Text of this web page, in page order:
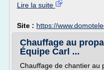
Lire la suite
Site : https://
Chauffage au
Équipe Carl ...
Chauffage de chantier au